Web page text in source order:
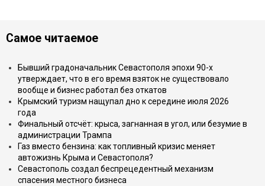
Самое читаемое
Бывший градоначальник Севастополя эпохи 90-х
утверждает, что в его время взяток не существовало
вообще и бизнес работал без откатов
Крымский туризм нащупал дно к середине июля 2026
года
Финальный отсчёт: крыса, загнанная в угол, или безумие в
администрации Трампа
Газ вместо бензина: как топливный кризис меняет
автожизнь Крыма и Севастополя?
Севастополь создал беспрецедентный механизм
спасения местного бизнеса